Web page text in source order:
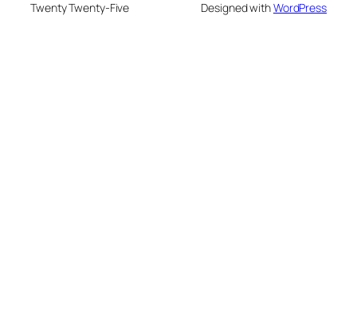
Twenty Twenty-Five Designed withWordPress